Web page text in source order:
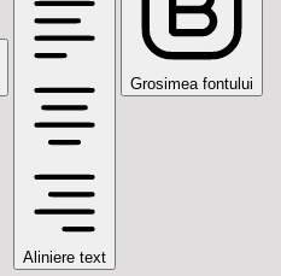
Aliniere text
Grosimea fontului